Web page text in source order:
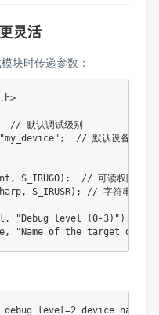
灵活​
块时传递参数：
默认调试级别
// 默认设备名
S_IRUGO);  // 可读权限
S_IRUSR); // 字符串类型，
"Debug level (0-3)");
"Name of the target